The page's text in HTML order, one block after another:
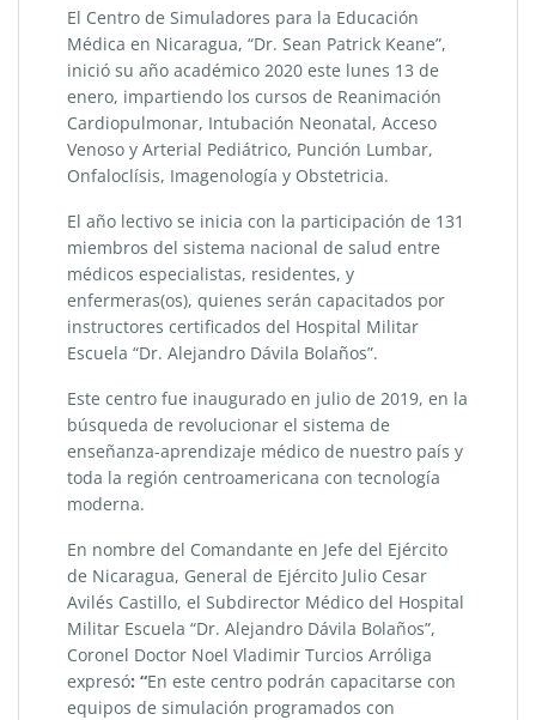
El Centro de Simuladores para la Educación
Médica en Nicaragua, “Dr. Sean Patrick Keane”,
inició su año académico 2020 este lunes 13 de
enero, impartiendo los cursos de Reanimación
Cardiopulmonar, Intubación Neonatal, Acceso
Venoso y Arterial Pediátrico, Punción Lumbar,
Onfaloclísis, Imagenología y Obstetricia.
El año lectivo se inicia con la participación de 131
miembros del sistema nacional de salud entre
médicos especialistas, residentes, y
enfermeras(os), quienes serán capacitados por
instructores certificados del Hospital Militar
Escuela “Dr. Alejandro Dávila Bolaños”.
Este centro fue inaugurado en julio de 2019, en la
búsqueda de revolucionar el sistema de
enseñanza-aprendizaje médico de nuestro país y
toda la región centroamericana con tecnología
moderna.
En nombre del Comandante en Jefe del Ejército
de Nicaragua, General de Ejército Julio Cesar
Avilés Castillo, el Subdirector Médico del Hospital
Militar Escuela “Dr. Alejandro Dávila Bolaños”,
Coronel Doctor Noel Vladimir Turcios Arróliga
expresó: “En este centro podrán capacitarse con
equipos de simulación programados con